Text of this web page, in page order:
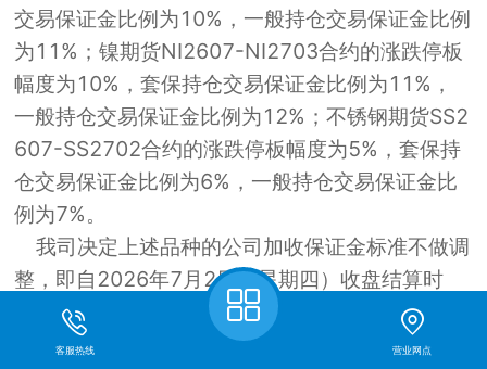
交易保证金比例为10%，一般持仓交易保证金比例
为11%；镍期货NI2607-NI2703合约的涨跌停板
幅度为10%，套保持仓交易保证金比例为11%，
一般持仓交易保证金比例为12%；不锈钢期货SS2
607-SS2702合约的涨跌停板幅度为5%，套保持
仓交易保证金比例为6%，一般持仓交易保证金比
例为7%。
我司决定上述品种的公司加收保证金标准不做调
整，即自2026年7月2日（星期四）收盘结算时
起，黄金期货AU2607-AU2610、AU2612、AU
2702、AU2704合约的涨跌停板幅度为14%，套
客服热线 营业网点